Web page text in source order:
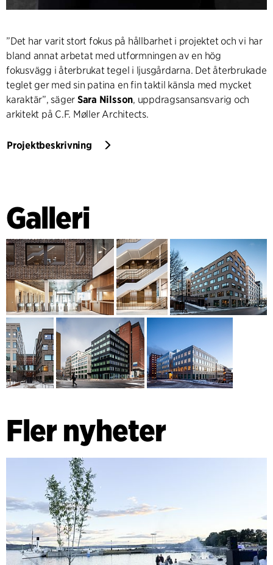
”Det har varit stort fokus på hållbarhet i projektet och vi har
bland annat arbetat med utformningen av en hög
fokusvägg i återbrukat tegel i ljusgårdarna. Det återbrukade
teglet ger med sin patina en fin taktil känsla med mycket
karaktär”, säger Sara Nilsson, uppdragsansansvarig och
arkitekt på C.F. Møller Architects.
Projektbeskrivning
Galleri
Fler nyheter